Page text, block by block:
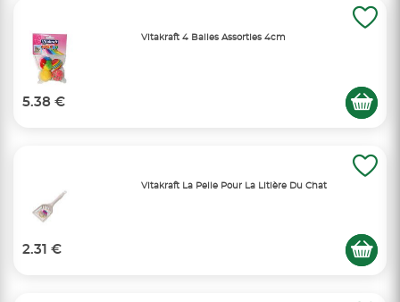
Vitakraft 4 Balles Assorties 4cm
5.38 €
Vitakraft La Pelle Pour La Litière Du Chat
2.31 €